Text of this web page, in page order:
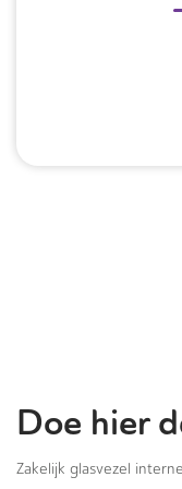
Doe hier
Zakelijk glasvezel